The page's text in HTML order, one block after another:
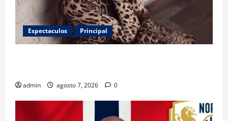
Espectaculos Principal
admin agosto 7, 2026 0